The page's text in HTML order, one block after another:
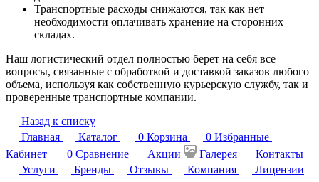
Транспортные расходы снижаются, так как нет
необходимости оплачивать хранение на сторонних
складах.
Наш логистический отдел полностью берет на себя все
вопросы, связанные с обработкой и доставкой заказов любого
объема, используя как собственную курьерскую службу, так и
проверенные транспортные компании.
Назад к списку
Главная
Каталог 0 Корзина 0 Избранные
Кабинет
0 Сравнение Акции Галерея
Контакты
Услуги
Бренды Отзывы Компания
Лицензии